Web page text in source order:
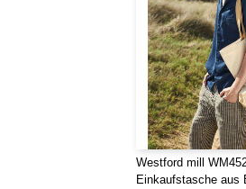
Westford mill
Einkaufstasche aus